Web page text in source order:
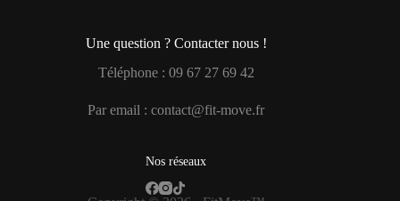
Une question ? Contacter nous !
Téléphone : 09 67 27 69 42
Par email : contact@fit-move.fr
Nos réseaux